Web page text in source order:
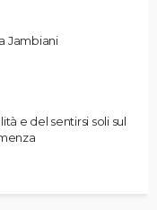
Jambiani
e del sentirsi soli sul